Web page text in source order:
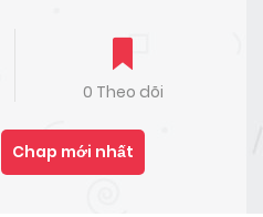
0 Theo dõi
Chap mới nhất